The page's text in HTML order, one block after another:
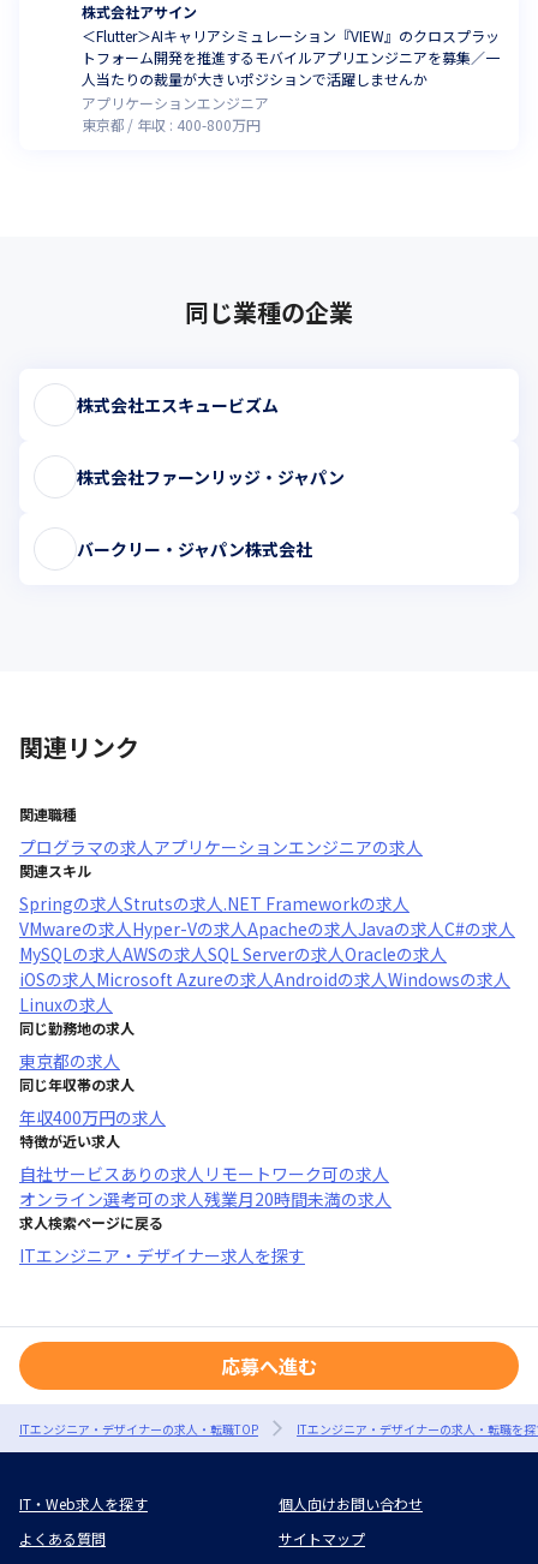
株式会社アサイン
＜Flutter＞AIキャリアシミュレーション『VIEW』のクロスプラッ
トフォーム開発を推進するモバイルアプリエンジニアを募集／一
人当たりの裁量が大きいポジションで活躍しませんか
アプリケーションエンジニア
東京都
年収 : 400-800万円
同じ業種の企業
株式会社エスキュービズム
株式会社ファーンリッジ・ジャパン
バークリー・ジャパン株式会社
関連リンク
関連職種
プログラマの求人アプリケーションエンジニアの求人
関連スキル
Springの求人Strutsの求人.NET Frameworkの求人
VMwareの求人Hyper-Vの求人Apacheの求人Javaの求人C#の求人
MySQLの求人AWSの求人SQL Serverの求人Oracleの求人
iOSの求人Microsoft Azureの求人Androidの求人Windowsの求人
Linuxの求人
同じ勤務地の求人
東京都の求人
同じ年収帯の求人
年収400万円の求人
特徴が近い求人
自社サービスあり の求人 リモートワーク可の求人
オンライン選考可の求人残業月20時間未満の求人
求人検索ページに戻る
ITエンジニア・デザイナー求人を探す
応募へ進む
ITエンジニア・デザイナーの求人・転職TOP ITエンジニア・デザイナーの求人・転職を
IT・Web求人を探す
個人向けお問い合わせ
よくある質問
サイトマップ